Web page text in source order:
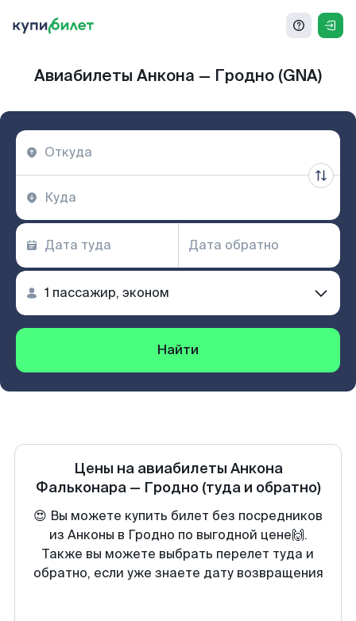
Авиабилеты Анкона — Гродно (GNA)
Найти
Цены на авиабилеты Анкона
Фальконара— Гродно (туда и обратно)
😍 Вы можете купить билет без посредников
из Анконы в Гродно по выгодной цене🙌.
Также вы можете выбрать перелет туда и
обратно, если уже знаете дату возвращения